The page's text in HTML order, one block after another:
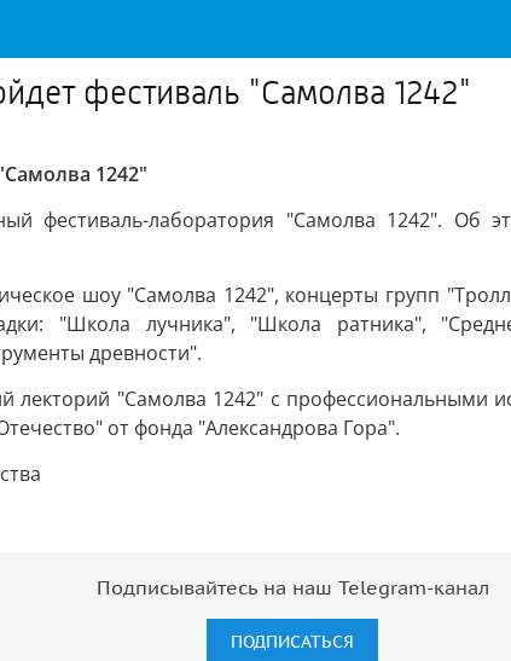
фестиваль "Самолва 1242"
1242"
фестиваль-лаборатория "Самолва 1242".
шоу "Самолва 1242", концерты групп
"Школа лучника", "Школа ратника",
древности".
лекторий "Самолва 1242" с
от фонда "Александрова Гора".
Подписывайтесь на наш Telegram-канал
ПОДПИСАТЬСЯ